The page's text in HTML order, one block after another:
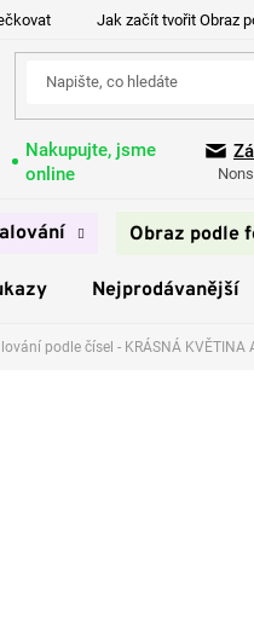
Jak začít tvořit Obraz
Nakupujte, jsme
online
Obraz podle
Nejprodávanější
podle čísel - KRÁSNÁ KVĚTINA